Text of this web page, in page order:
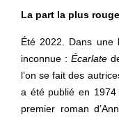
La part la plus rouge
Été 2022. Dans une
inconnue : Écarlate
l’on se fait des
a été publié en
premier roman